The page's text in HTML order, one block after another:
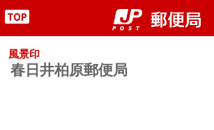
"
風景印
春日井柏原郵便局